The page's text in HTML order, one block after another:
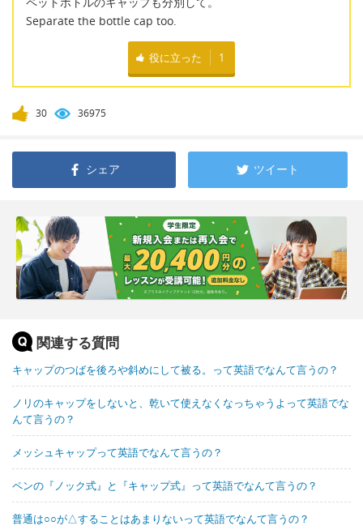
Separate the bottle cap too.
役に立った 1
30 36975
シェア ツイート
関連する質問
キャップのつばを後ろや斜めにして被る。って英語でなんて言うの？
ノリのキャップをしないと、乾いて使えなくなっちゃうよって英語でな
んて言うの？
メッシュキャップって英語でなんて言うの？
ペンの『ノック式』と『キャップ式』って英語でなんて言うの？
普通は○○が△することはあまりないって英語でなんて言うの？